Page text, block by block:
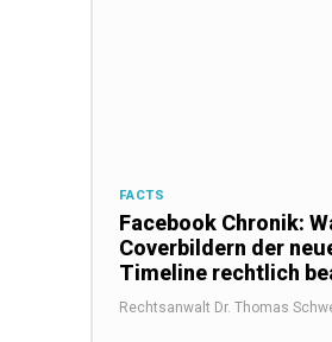
FACTS
Facebook Chronik:
Coverbildern der
Timeline rechtlich
Rechtsanwalt Dr. Thomas